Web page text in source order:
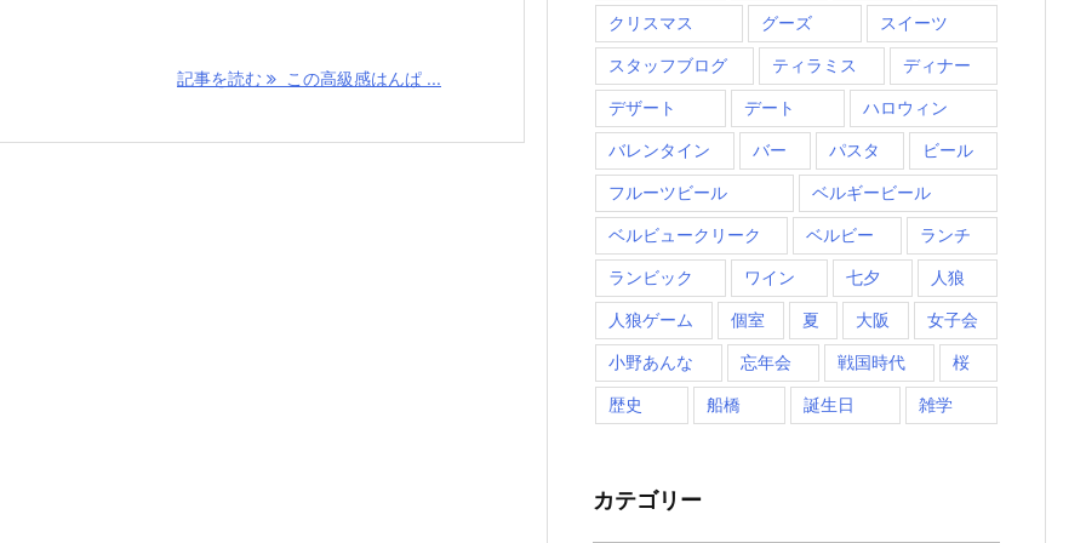
記事を読む この高級感はんぱ ...
クリスマス グーズ スイーツ
スタッフブログ ティラミス ディナー
デザート デート ハロウィン
バレンタイン バー パスタ ビール
フルーツビール ベルギービール
ベルビュークリーク ベルビー ランチ
ランビック ワイン 七夕 人狼
人狼ゲーム 個室 夏 大阪 女子会
小野あんな 忘年会 戦国時代 桜
歴史 船橋 誕生日 雑学
カテゴリー